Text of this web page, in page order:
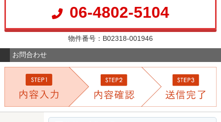
06-4802-5104
物件番号：B02318-001946
お問合わせ